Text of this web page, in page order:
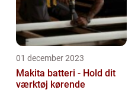
01 december 2023
Makita batteri - Hold dit
værktøj kørende